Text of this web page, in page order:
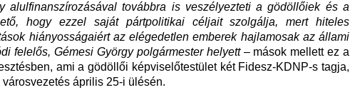
alulfinanszírozásával továbbra is veszélyezteti a gödöllőiek és a
hogy ezzel saját pártpolitikai céljait szolgálja, mert hiteles
hiányosságaiért az elégedetlen emberek hajlamosak az állami
felelős, Gémesi György polgármester helyett– mások mellett ez a
ami a gödöllői képviselőtestület két Fidesz-KDNP-s tagja,
április 25-i ülésén.